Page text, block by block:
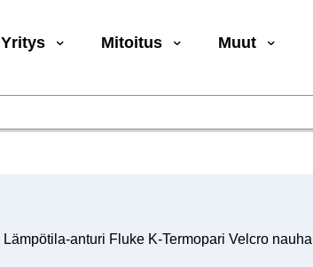
Yritys Mitoitus Muut
Lämpötila-anturi Fluke K-Termopari Velcro